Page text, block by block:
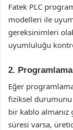
Fatek PLC
modelleri ile
gereksinimleri
uyumluluğu
2.
Eğer
fiziksel
bir kablo almanız
süresi varsa,